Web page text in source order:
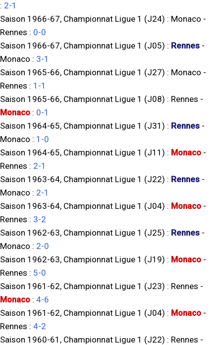
: 2-1
Saison 1966-67, Championnat Ligue 1 (J24) : Monaco -
Rennes : 0-0
Saison 1966-67, Championnat Ligue 1 (J05) : Rennes -
Monaco : 3-1
Saison 1965-66, Championnat Ligue 1 (J27) : Monaco -
Rennes : 1-1
Saison 1965-66, Championnat Ligue 1 (J08) : Rennes -
Monaco : 0-1
Saison 1964-65, Championnat Ligue 1 (J31) : Rennes -
Monaco : 1-0
Saison 1964-65, Championnat Ligue 1 (J11) : Monaco -
Rennes : 2-1
Saison 1963-64, Championnat Ligue 1 (J22) : Rennes -
Monaco : 2-1
Saison 1963-64, Championnat Ligue 1 (J04) : Monaco -
Rennes : 3-2
Saison 1962-63, Championnat Ligue 1 (J25) : Rennes -
Monaco : 2-0
Saison 1962-63, Championnat Ligue 1 (J19) : Monaco -
Rennes : 5-0
Saison 1961-62, Championnat Ligue 1 (J23) : Rennes -
Monaco : 4-6
Saison 1961-62, Championnat Ligue 1 (J04) : Monaco -
Rennes : 4-2
Saison 1960-61, Championnat Ligue 1 (J22) : Rennes -